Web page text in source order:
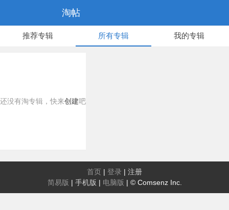
淘帖
推荐专辑 所有专辑 我的专辑
还没有淘专辑，快来创建吧
首页 | 登录 | 注册
简易版 | 手机版 | 电脑版 | © Comsenz Inc.